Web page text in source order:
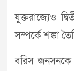
যুক্তরাজ্যেও
সম্পর্কে শঙ্কা
বরিস জনসনকে